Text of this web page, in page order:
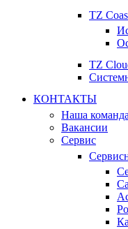
TZ
TZ
КОНТАКТЫ
Наша команда
Вакансии
Сервис